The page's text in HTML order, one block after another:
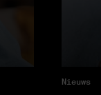
Nieuws